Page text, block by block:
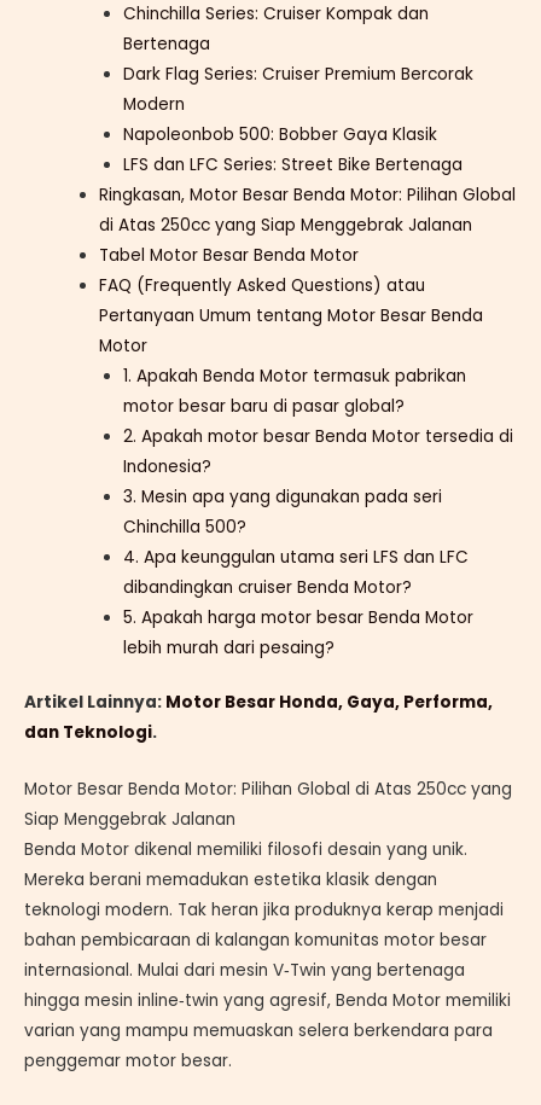
Chinchilla Series: Cruiser Kompak dan
Bertenaga
Dark Flag Series: Cruiser Premium Bercorak
Modern
Napoleonbob 500: Bobber Gaya Klasik
LFS dan LFC Series: Street Bike Bertenaga
Ringkasan, Motor Besar Benda Motor: Pilihan Global
di Atas 250cc yang Siap Menggebrak Jalanan
Tabel Motor Besar Benda Motor
FAQ (Frequently Asked Questions) atau
Pertanyaan Umum tentang Motor Besar Benda
Motor
1. Apakah Benda Motor termasuk pabrikan
motor besar baru di pasar global?
2. Apakah motor besar Benda Motor tersedia di
Indonesia?
3. Mesin apa yang digunakan pada seri
Chinchilla 500?
4. Apa keunggulan utama seri LFS dan LFC
dibandingkan cruiser Benda Motor?
5. Apakah harga motor besar Benda Motor
lebih murah dari pesaing?
Artikel Lainnya: Motor Besar Honda, Gaya, Performa,
dan Teknologi.
Motor Besar Benda Motor: Pilihan Global di Atas 250cc yang
Siap Menggebrak Jalanan
Benda Motor dikenal memiliki filosofi desain yang unik.
Mereka berani memadukan estetika klasik dengan
teknologi modern. Tak heran jika produknya kerap menjadi
bahan pembicaraan di kalangan komunitas motor besar
internasional. Mulai dari mesin V‑Twin yang bertenaga
hingga mesin inline‑twin yang agresif, Benda Motor memiliki
varian yang mampu memuaskan selera berkendara para
penggemar motor besar.